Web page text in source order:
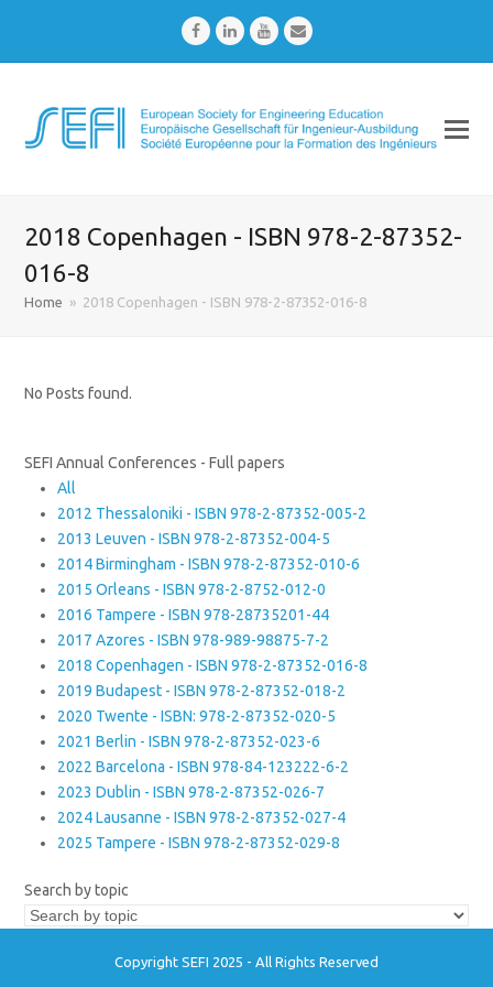
FacebookLinkedInYoutubeEmail
2018 Copenhagen - ISBN 978-2-87352-
016-8
Home » 2018 Copenhagen - ISBN 978-2-87352-016-8
No Posts found.
SEFI Annual Conferences - Full papers
All
2012 Thessaloniki - ISBN 978-2-87352-005-2
2013 Leuven - ISBN 978-2-87352-004-5
2014 Birmingham - ISBN 978-2-87352-010-6
2015 Orleans - ISBN 978-2-8752-012-0
2016 Tampere - ISBN 978-28735201-44
2017 Azores - ISBN 978-989-98875-7-2
2018 Copenhagen - ISBN 978-2-87352-016-8
2019 Budapest - ISBN 978-2-87352-018-2
2020 Twente - ISBN: 978-2-87352-020-5
2021 Berlin - ISBN 978-2-87352-023-6
2022 Barcelona - ISBN 978-84-123222-6-2
2023 Dublin - ISBN 978-2-87352-026-7
2024 Lausanne - ISBN 978-2-87352-027-4
2025 Tampere - ISBN 978-2-87352-029-8
Search by topic
Copyright SEFI 2025 - All Rights Reserved